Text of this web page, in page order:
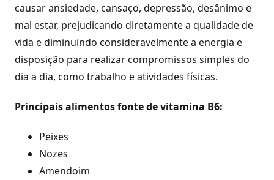
causar ansiedade, cansaço, depressão, desânimo e
mal estar, prejudicando diretamente a qualidade de
vida e diminuindo consideravelmente a energia e
disposição para realizar compromissos simples do
dia a dia, como trabalho e atividades físicas.
Principais alimentos fonte de vitamina B6:
Peixes
Nozes
Amendoim